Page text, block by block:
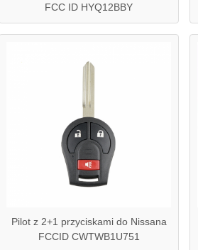
FCC ID HYQ12BBY
Pilot z 2+1 przyciskami do Nissana
FCCID CWTWB1U751